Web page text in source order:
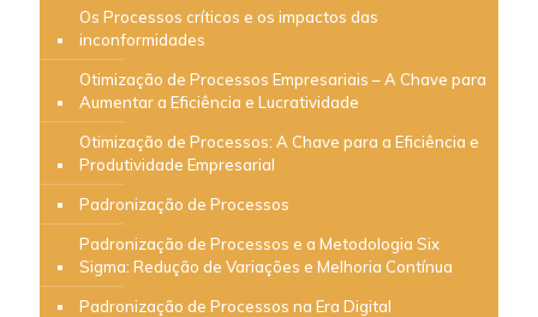
Os Processos críticos e os impactos das
inconformidades
Otimização de Processos Empresariais – A Chave para
Aumentar a Eficiência e Lucratividade
Otimização de Processos: A Chave para a Eficiência e
Produtividade Empresarial
Padronização de Processos
Padronização de Processos e a Metodologia Six
Sigma: Redução de Variações e Melhoria Contínua
Padronização de Processos na Era Digital